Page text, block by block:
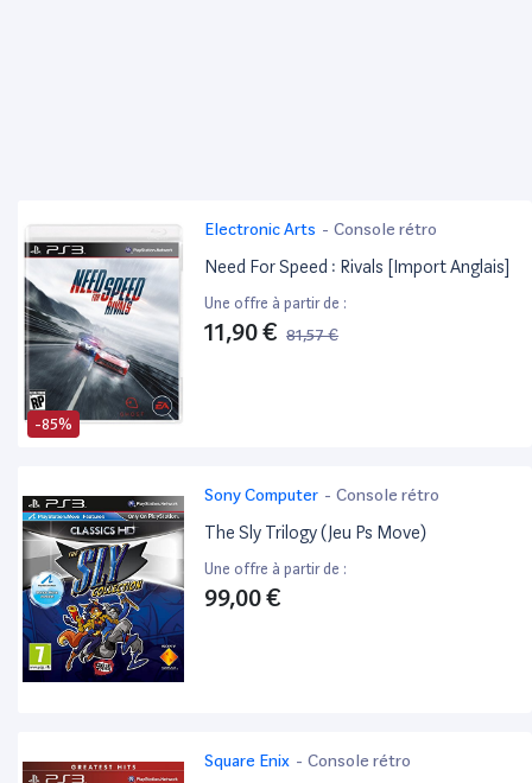
-85%
Electronic Arts - Console rétro
Need For Speed : Rivals [Import Anglais]
Une offre à partir de :
11,90 € 81,57 €
Sony Computer - Console rétro
The Sly Trilogy (Jeu Ps Move)
Une offre à partir de :
99,00 €
Square Enix - Console rétro